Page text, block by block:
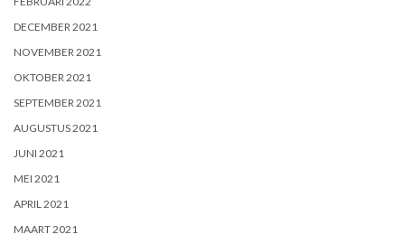
DECEMBER 2021
NOVEMBER 2021
OKTOBER 2021
SEPTEMBER 2021
AUGUSTUS 2021
JUNI 2021
MEI 2021
APRIL 2021
MAART 2021